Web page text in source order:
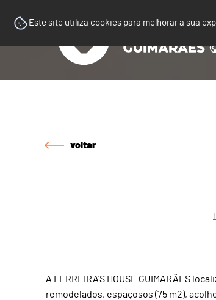
Este site utiliza cookies para melhorar a sua
voltar
A FERREIRA’S HOUSE GUIMARÃES
remodelados, espaçosos (75 m2),